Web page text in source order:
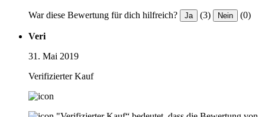
War diese Bewertung für dich hilfreich? Ja (3) Nein (0)
Veri
31. Mai 2019
Verifizierter Kauf